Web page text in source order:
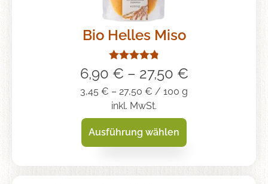
Bio Helles Miso
Bewertet mit
6,90 € – 27,50 €
3,45 € – 27,50 € / 100 g
inkl. MwSt.
Ausführung wählen
Dieses